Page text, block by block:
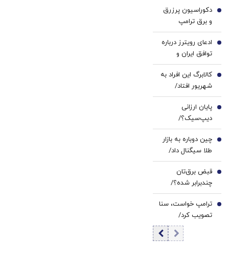
نزدیک است؟
دکوراسیون پرزرق‌
و برق ترامپ
تداعی‌کننده
کاخ‌های صدام
است/ کلینتون
خطاب به مردم
آمریکا: اینجا خانه او
نیست
1
ادعای رویترز درباره
توافق ایران و
عمان/ به محض
توافق بر سر تنگه
هرمز آمریکا
محاصره را لغو
خواهد کرد
2
کالابرگ این افراد به
شهریور افتاد/
زمان‌بندی جدید را
ببینید
3
پایان ارزانی
دیپ‌سیک؟/
افزایش شدید
قیمت API در راه
است
4
چین دوباره به بازار
طلا سیگنال داد/
بزرگ‌ترین خرید از
۲۰۲۳ ثبت شد
5
قبض برق‌تان
چندبرابر شده؟/
دلیلش این پله‌های
تعرفه‌ای است
6
ترامپ خواست، سنا
تصویب کرد/
تحریم‌های تازه
علیه ایران در راه
7